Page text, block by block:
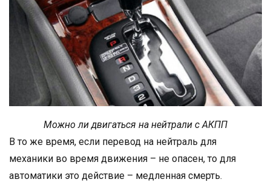
Можно ли двигаться на нейтрали с АКПП
В то же время, если перевод на нейтраль для
механики во время движения – не опасен, то для
автоматики это действие – медленная смерть.